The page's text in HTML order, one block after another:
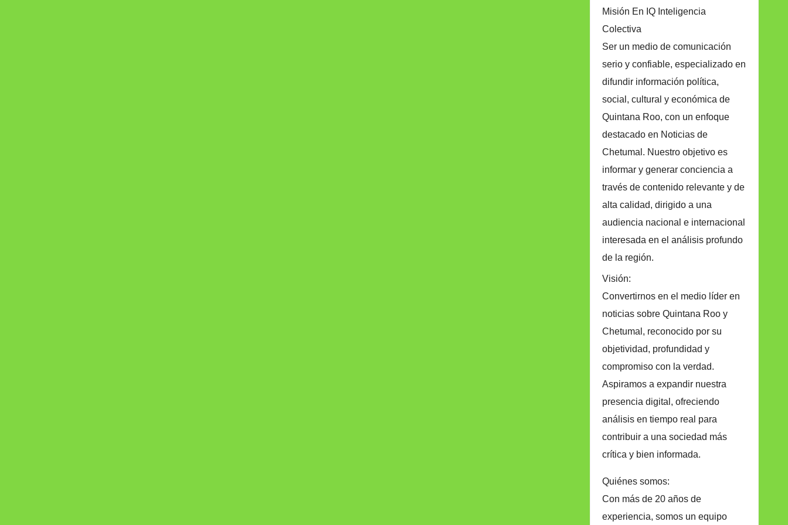
Misión En IQ Inteligencia
Colectiva
Ser un medio de comunicación
serio y confiable, especializado en
difundir información política,
social, cultural y económica de
Quintana Roo, con un enfoque
destacado en Noticias de
Chetumal. Nuestro objetivo es
informar y generar conciencia a
través de contenido relevante y de
alta calidad, dirigido a una
audiencia nacional e internacional
interesada en el análisis profundo
de la región.
Visión:
Convertirnos en el medio líder en
noticias sobre Quintana Roo y
Chetumal, reconocido por su
objetividad, profundidad y
compromiso con la verdad.
Aspiramos a expandir nuestra
presencia digital, ofreciendo
análisis en tiempo real para
contribuir a una sociedad más
crítica y bien informada.
Quiénes somos:
Con más de 20 años de
experiencia, somos un equipo